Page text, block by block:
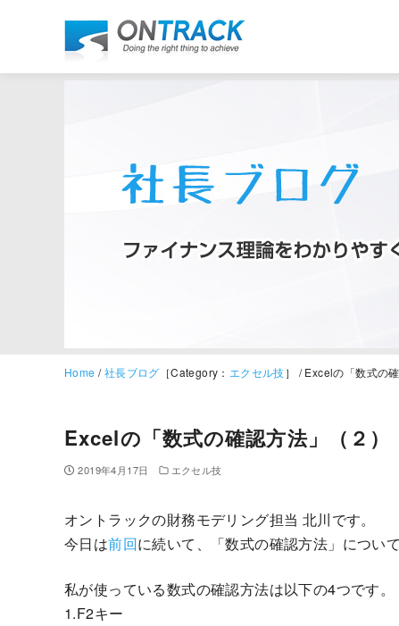
Home /社長ブログ ［Category： エクセル技］ / Excelの「数式の
Excelの「数式の確認方法」（２）
2019年4月17日 エクセル技
オントラックの財務モデリング担当 北川です。
今日は前回に続いて、「数式の確認方法」につい
私が使っている数式の確認方法は以下の4つです。
1.F2キー